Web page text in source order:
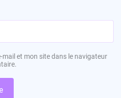
mail et mon site dans le navigateur